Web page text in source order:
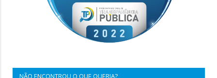
NÃO ENCONTROU O QUE QUERIA?